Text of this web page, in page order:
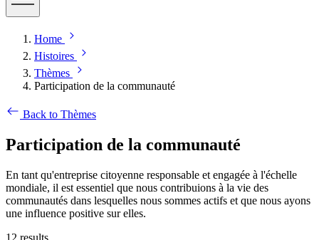
Home
Histoires
Thèmes
Participation de la communauté
Back to Thèmes
Participation de la communauté
En tant qu'entreprise citoyenne responsable et engagée à l'échelle
mondiale, il est essentiel que nous contribuions à la vie des
communautés dans lesquelles nous sommes actifs et que nous ayons
une influence positive sur elles.
12 results